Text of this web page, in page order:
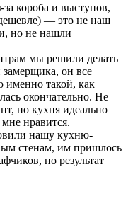
короба и выступов,
— это не наш
но не нашли
мы решили делать
он все
именно такой, как
окончательно. Не
но кухня идеально
нравится.
нашу кухню-
стенам, им пришлось
но результат